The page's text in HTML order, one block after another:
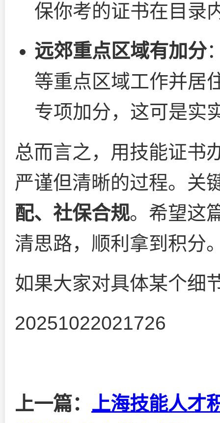
保你考的证书在目录
远郊重点区域有加分
等重点区域工作并居
专项加分，这可是实
总而言之，用技能证书
严谨但清晰的过程。关
配、社保合规。希望这
清思路，顺利拿到积分
如果大家对具体某个细
20251022021726
上一篇： 上海技能人才